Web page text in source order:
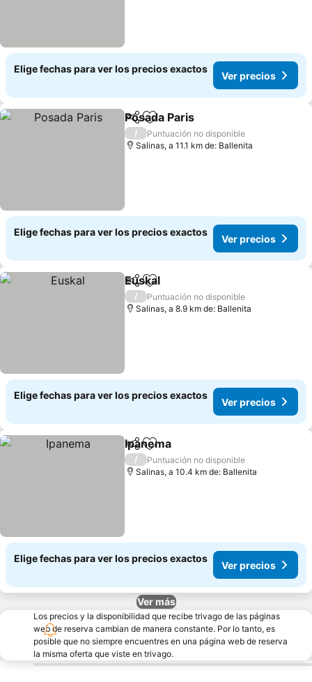
Elige fechas para ver los precios exactos
Ver precios
CompartirAgregar a favoritos
Posada Paris
/
Puntuación no disponible
Salinas, a 11.1 km de: Ballenita
Elige fechas para ver los precios exactos
Ver precios
CompartirAgregar a favoritos
Euskal
/
Puntuación no disponible
Salinas, a 8.9 km de: Ballenita
Elige fechas para ver los precios exactos
Ver precios
CompartirAgregar a favoritos
Ipanema
/
Puntuación no disponible
Salinas, a 10.4 km de: Ballenita
Elige fechas para ver los precios exactos
Ver precios
Ver más
Los precios y la disponibilidad que recibe trivago de las páginas
web de reserva cambian de manera constante. Por lo tanto, es
posible que no siempre encuentres en una página web de reserva
la misma oferta que viste en trivago.